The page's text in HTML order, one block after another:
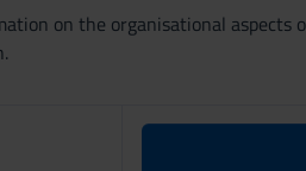
on the organisational